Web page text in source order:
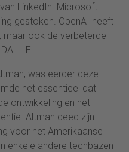
LinkedIn. Microsoft
gestoken. OpenAI heeft
maar ook de verbeterde
E.
was eerder deze
het essentieel dat
ontwikkeling en het
Altman deed zijn
voor het Amerikaanse
enkele andere techbazen